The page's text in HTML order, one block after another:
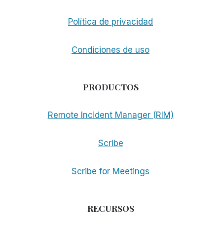
Política de privacidad
Condiciones de uso
PRODUCTOS
Remote Incident Manager (RIM)
Scribe
Scribe for Meetings
RECURSOS